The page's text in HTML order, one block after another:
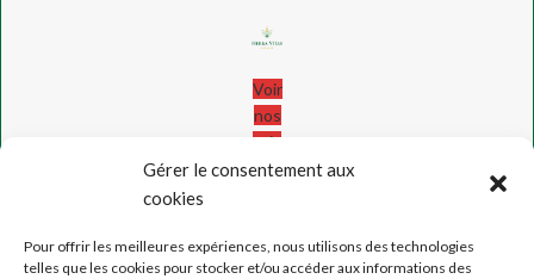
Gérer le consentement aux
cookies
Pour offrir les meilleures expériences, nous utilisons des technologies
telles que les cookies pour stocker et/ou accéder aux informations des
Voir
nos
avis
!
LÉGALES
CGU,